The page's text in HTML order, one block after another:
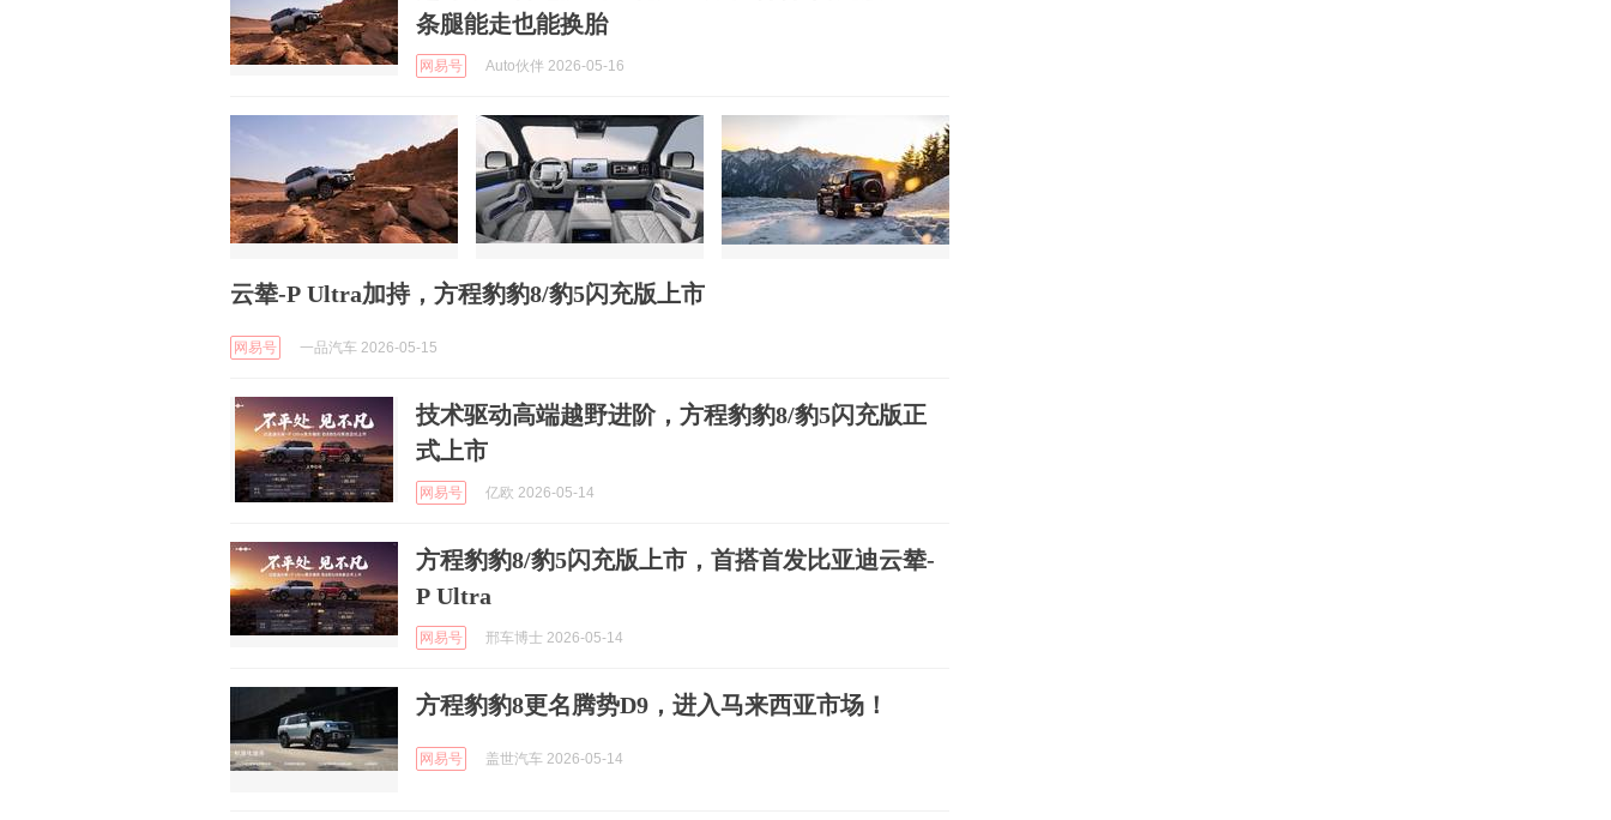
条腿能走也能换胎
网易号 Auto伙伴 2026-05-16
云辇-P Ultra加持，方程豹豹8/豹5闪充版上市
网易号 一品汽车 2026-05-15
技术驱动高端越野进阶，方程豹豹8/豹5闪充版正
式上市
网易号 亿欧 2026-05-14
方程豹豹8/豹5闪充版上市，首搭首发比亚迪云辇-
P Ultra
网易号 邢车博士 2026-05-14
方程豹豹8更名腾势D9，进入马来西亚市场！
网易号 盖世汽车 2026-05-14